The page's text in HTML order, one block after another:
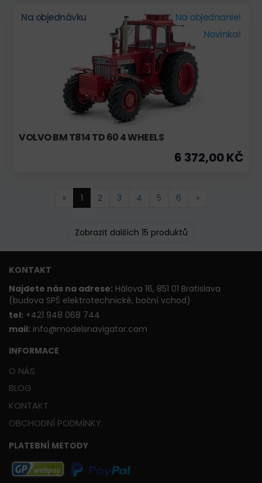
Na objednávku
Na objednanie!
Novinka!
VOLVO BM T814 TD 60 4 WHEELS
6 372,00 KČ
« 1 2 3 4 5 6 »
Zobrazit dalších 15 produktů
KONTAKT
Najdete nás na adrese: Hálova 16, 851 01 Bratislava
(budova SPŠ elektrotechnické, boční vchod)
tel: +421 948 068 744
mail: info@modelsnavigator.com
INFORMACE
O NÁS
BLOG
KONTAKT
OBCHODNÍ PODMÍNKY
PLATEBNÍ METODY